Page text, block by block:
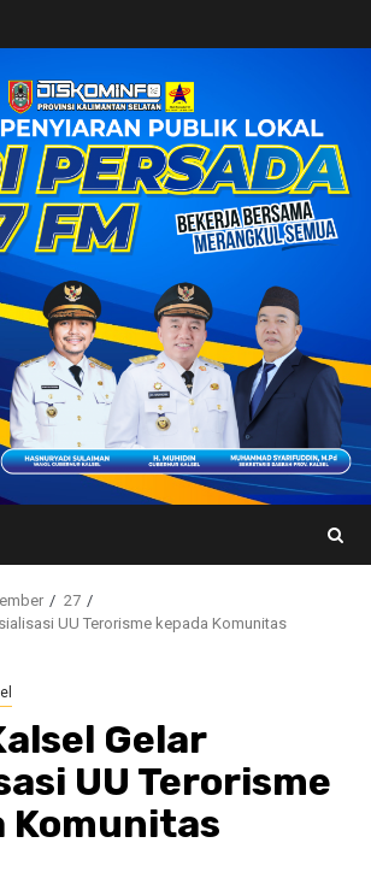
27
UU Terorisme kepada Komunitas
Gelar
UU Terorisme
Komunitas